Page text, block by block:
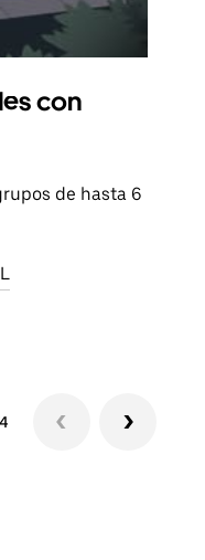
con
de hasta 6